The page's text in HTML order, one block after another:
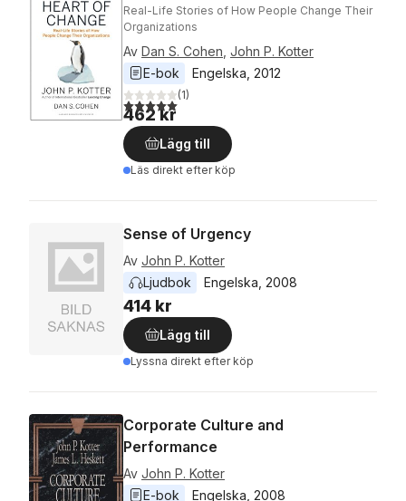
Real-Life Stories of How People Change Their
Organizations
Av Dan S. Cohen John P. Kotter
E-bok
Engelska 2012
5,0utav 5 stjärnor. Totalt antal röster:
(1)
462 kr
Lägg till
Läs direkt efter köp
Sense of Urgency
Av John P. Kotter
Ljudbok
Engelska 2008
414 kr
Lägg till
Lyssna direkt efter köp
Corporate Culture and
Performance
Av John P. Kotter
E-bok
Engelska 2008